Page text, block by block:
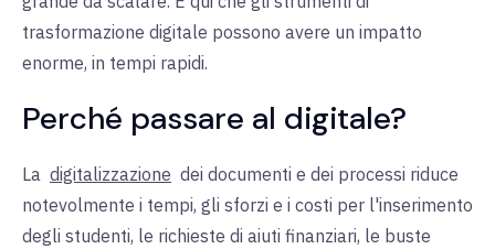
trasformazione digitale possono avere un impatto
enorme, in tempi rapidi.
Perché passare al digitale?
La digitalizzazione dei documenti e dei processi riduce
notevolmente i tempi, gli sforzi e i costi per l'inserimento
degli studenti, le richieste di aiuti finanziari, le buste